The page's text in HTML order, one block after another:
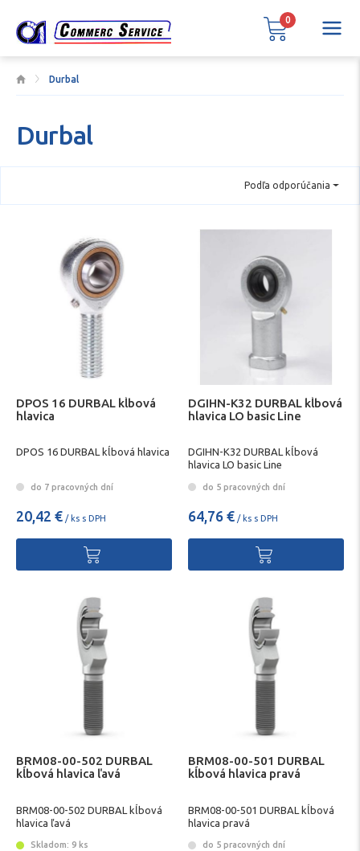
Durbal
Durbal
Podľa odporúčania
DPOS 16 DURBAL kĺbová
hlavica
DPOS 16 DURBAL kĺbová hlavica
do 7 pracovných dní
20,42 € / ks s DPH
DGIHN-K32 DURBAL kĺbová
hlavica LO basic Line
DGIHN-K32 DURBAL kĺbová
hlavica LO basic Line
do 5 pracovných dní
64,76 € / ks s DPH
BRM08-00-502 DURBAL
kĺbová hlavica ľavá
BRM08-00-502 DURBAL kĺbová
hlavica ľavá
Skladom: 9 ks
BRM08-00-501 DURBAL
kĺbová hlavica pravá
BRM08-00-501 DURBAL kĺbová
hlavica pravá
do 5 pracovných dní
0